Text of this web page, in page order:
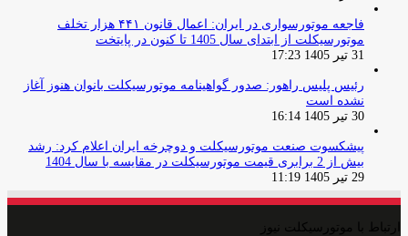
فاجعه موتورسواری در ایران: اعمال قانون ۴۴۱ هزار تخلف
موتورسیکلت از ابتدای سال 1405 تا کنون در پایتخت
31 تیر 1405 17:23
رئیس پلیس راهور: صدور گواهینامه موتورسیکلت بانوان هنوز آغاز
نشده است
30 تیر 1405 16:14
پیشکسوت صنعت موتورسیکلت و دوچرخه ایران اعلام کرد: رشد
بیش از 2 برابری قیمت موتورسیکلت در مقایسه با سال 1404
29 تیر 1405 11:19
ارتباط با موتورسیکلت نیوز